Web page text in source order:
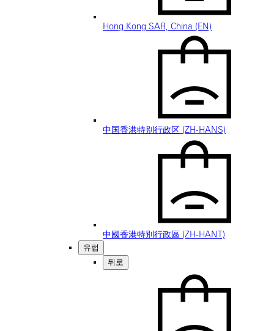
Hong Kong SAR, China (EN)
中国香港特别行政区 (ZH-HANS)
中國香港特別行政區 (ZH-HANT)
유럽
뒤로